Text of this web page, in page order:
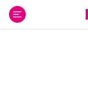
contenido